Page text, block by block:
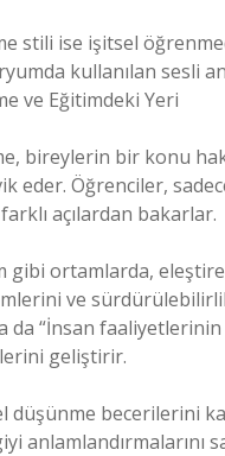
stili ise işitsel
kullanılan sesli
ve Eğitimdeki Yeri
bireylerin bir konu
eder. Öğrenciler,
açılardan bakarlar.
gibi ortamlarda,
ve
da “İnsan
geliştirir.
düşünme becerilerini
anlamlandırmalarını